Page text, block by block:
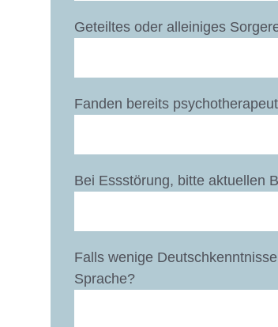
Geteiltes oder alleiniges
Fanden bereits
Bei Essstörung, bitte aktuellen
Falls wenige
Sprache?